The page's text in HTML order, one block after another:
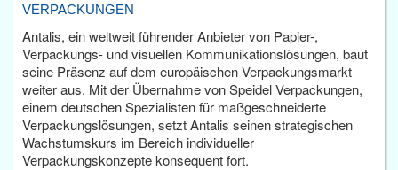
VERPACKUNGEN
Antalis, ein weltweit führender Anbieter von Papier-,
Verpackungs- und visuellen Kommunikationslösungen, baut
seine Präsenz auf dem europäischen Verpackungsmarkt
weiter aus. Mit der Übernahme von Speidel Verpackungen,
einem deutschen Spezialisten für maßgeschneiderte
Verpackungslösungen, setzt Antalis seinen strategischen
Wachstumskurs im Bereich individueller
Verpackungskonzepte konsequent fort.